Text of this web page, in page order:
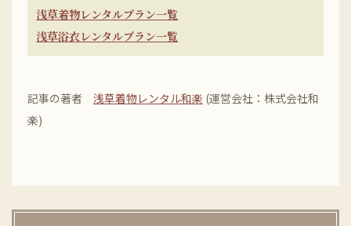
浅草着物レンタルプラン一覧
浅草浴衣レンタルプラン一覧
記事の著者 浅草着物レンタル和楽 (運営会社：株式会社和
楽)